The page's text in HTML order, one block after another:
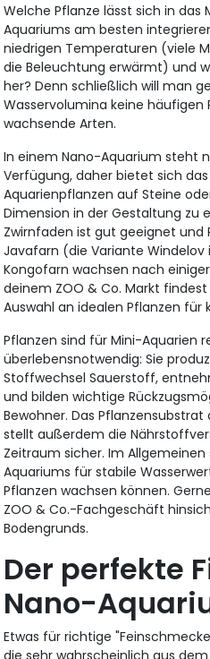
Welche Pflanze lässt sich in
Aquariums am besten
niedrigen Temperaturen (viele
die Beleuchtung erwärmt) und
her? Denn schließlich will man
Wasservolumina keine
wachsende Arten.
In einem Nano-Aquarium steht
Verfügung, daher bietet sich
Aquarienpflanzen auf Steine
Dimension in der Gestaltung zu
Zwirnfaden ist gut geeignet und
Javafarn (die Variante
Kongofarn wachsen nach
deinem ZOO & Co. Markt
Auswahl an idealen Pflanzen für
Pflanzen sind für Mini-Aquarien
überlebensnotwendig: Sie
Stoffwechsel Sauerstoff,
und bilden wichtige
Bewohner. Das
stellt außerdem die
Zeitraum sicher. Im
Aquariums für stabile
Pflanzen wachsen können.
ZOO & Co.-Fachgeschäft
Bodengrunds.
Der perfekte
Nano-
Etwas für richtige
die sehr wahrscheinlich aus